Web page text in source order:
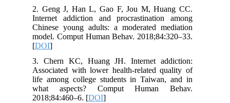
2. Geng J, Han L, Gao F, Jou M, Huang CC.
Internet addiction and procrastination among
Chinese young adults: a moderated mediation
model. Comput Human Behav. 2018;84:320–33.
[DOI
3. Chern KC, Huang JH. Internet addiction:
Associated with lower health-related quality of
life among college students in Taiwan, and in
what aspects? Comput Human Behav.
2018;84:460–6. [DOI